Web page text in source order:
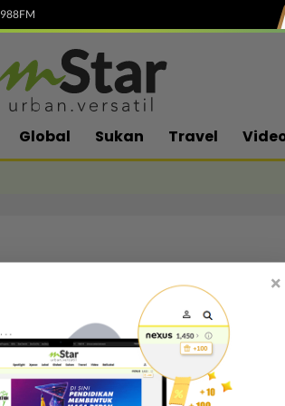
988FM
Global Sukan Travel
Follow media sosial kami
×